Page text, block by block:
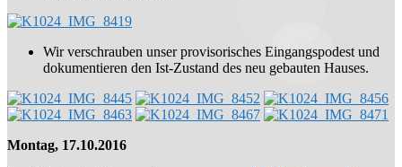
Wir verschrauben unser provisorisches Eingangspodest und
dokumentieren den Ist-Zustand des neu gebauten Hauses.
Montag, 17.10.2016